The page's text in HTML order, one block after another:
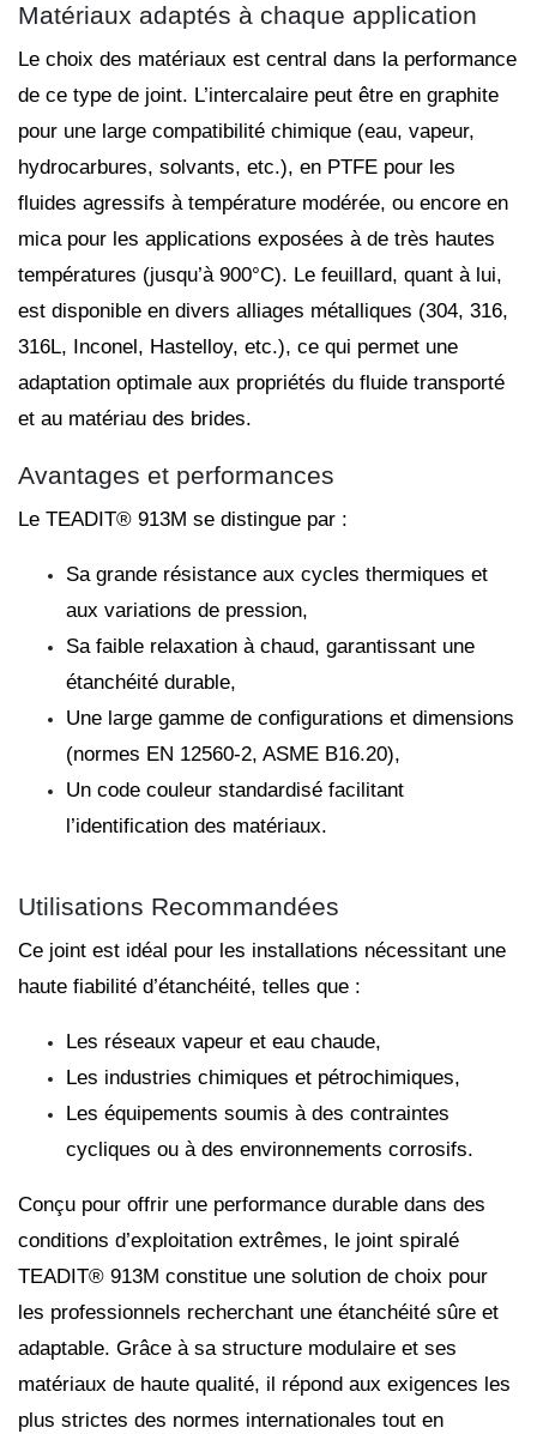
Matériaux adaptés à chaque application
Le choix des matériaux est central dans la performance
de ce type de joint. L’intercalaire peut être en graphite
pour une large compatibilité chimique (eau, vapeur,
hydrocarbures, solvants, etc.), en PTFE pour les
fluides agressifs à température modérée, ou encore en
mica pour les applications exposées à de très hautes
températures (jusqu’à 900°C). Le feuillard, quant à lui,
est disponible en divers alliages métalliques (304, 316,
316L, Inconel, Hastelloy, etc.), ce qui permet une
adaptation optimale aux propriétés du fluide transporté
et au matériau des brides.
Avantages et performances
Le TEADIT® 913M se distingue par :
Sa grande résistance aux cycles thermiques et
aux variations de pression,
Sa faible relaxation à chaud, garantissant une
étanchéité durable,
Une large gamme de configurations et dimensions
(normes EN 12560-2, ASME B16.20),
Un code couleur standardisé facilitant
l’identification des matériaux.
Utilisations Recommandées
Ce joint est idéal pour les installations nécessitant une
haute fiabilité d’étanchéité, telles que :
Les réseaux vapeur et eau chaude,
Les industries chimiques et pétrochimiques,
Les équipements soumis à des contraintes
cycliques ou à des environnements corrosifs.
Conçu pour offrir une performance durable dans des
conditions d’exploitation extrêmes, le joint spiralé
TEADIT® 913M constitue une solution de choix pour
les professionnels recherchant une étanchéité sûre et
adaptable. Grâce à sa structure modulaire et ses
matériaux de haute qualité, il répond aux exigences les
plus strictes des normes internationales tout en